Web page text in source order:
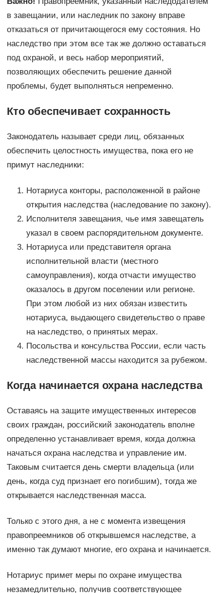
в завещании, или наследник по закону вправе
отказаться от причитающегося ему состояния. Но
наследство при этом все так же должно оставаться
под охраной, и весь набор мероприятий,
позволяющих обеспечить решение данной
проблемы, будет выполняться непременно.
Кто обеспечивает сохранность
Законодатель называет среди лиц, обязанных
обеспечить целостность имущества, пока его не
примут наследники:
Нотариуса конторы, расположенной в районе
открытия наследства (наследование по закону).
Исполнителя завещания, чье имя завещатель
указал в своем распорядительном документе.
Нотариуса или представителя органа
исполнительной власти (местного
самоуправления), когда отчасти имущество
оказалось в другом поселении или регионе.
При этом любой из них обязан известить
нотариуса, выдающего свидетельство о праве
на наследство, о принятых мерах.
Посольства и консульства России, если часть
наследственной массы находится за рубежом.
Когда начинается охрана наследства
Оставаясь на защите имущественных интересов
своих граждан, российский законодатель вполне
определенно устанавливает время, когда должна
начаться охрана наследства и управление им.
Таковым считается день смерти владельца (или
день, когда суд признает его погибшим), тогда же
открывается наследственная масса.
Только с этого дня, а не с момента извещения
правопреемников об открывшемся наследстве, а
именно так думают многие, его охрана и начинается.
Нотариус примет меры по охране имущества
незамедлительно, получив соответствующее